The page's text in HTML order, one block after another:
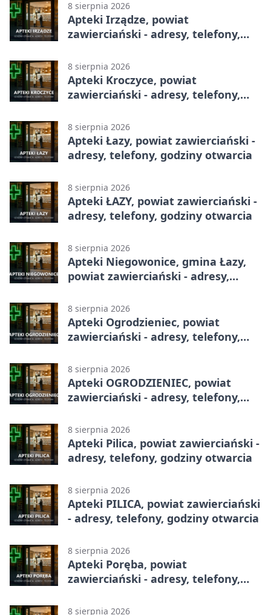
8 sierpnia 2026
Apteki Irządze, powiat
zawierciański - adresy, telefony,
8 sierpnia 2026
Apteki Kroczyce, powiat
zawierciański - adresy, telefony,
8 sierpnia 2026
Apteki Łazy, powiat zawierciański -
adresy, telefony, godziny otwarcia
8 sierpnia 2026
Apteki ŁAZY, powiat zawierciański -
adresy, telefony, godziny otwarcia
8 sierpnia 2026
Apteki Niegowonice, gmina Łazy,
powiat zawierciański - adresy,
8 sierpnia 2026
Apteki Ogrodzieniec, powiat
zawierciański - adresy, telefony,
8 sierpnia 2026
Apteki OGRODZIENIEC, powiat
zawierciański - adresy, telefony,
8 sierpnia 2026
Apteki Pilica, powiat zawierciański -
adresy, telefony, godziny otwarcia
8 sierpnia 2026
Apteki PILICA, powiat zawierciański
- adresy, telefony, godziny otwarcia
8 sierpnia 2026
Apteki Poręba, powiat
zawierciański - adresy, telefony,
8 sierpnia 2026